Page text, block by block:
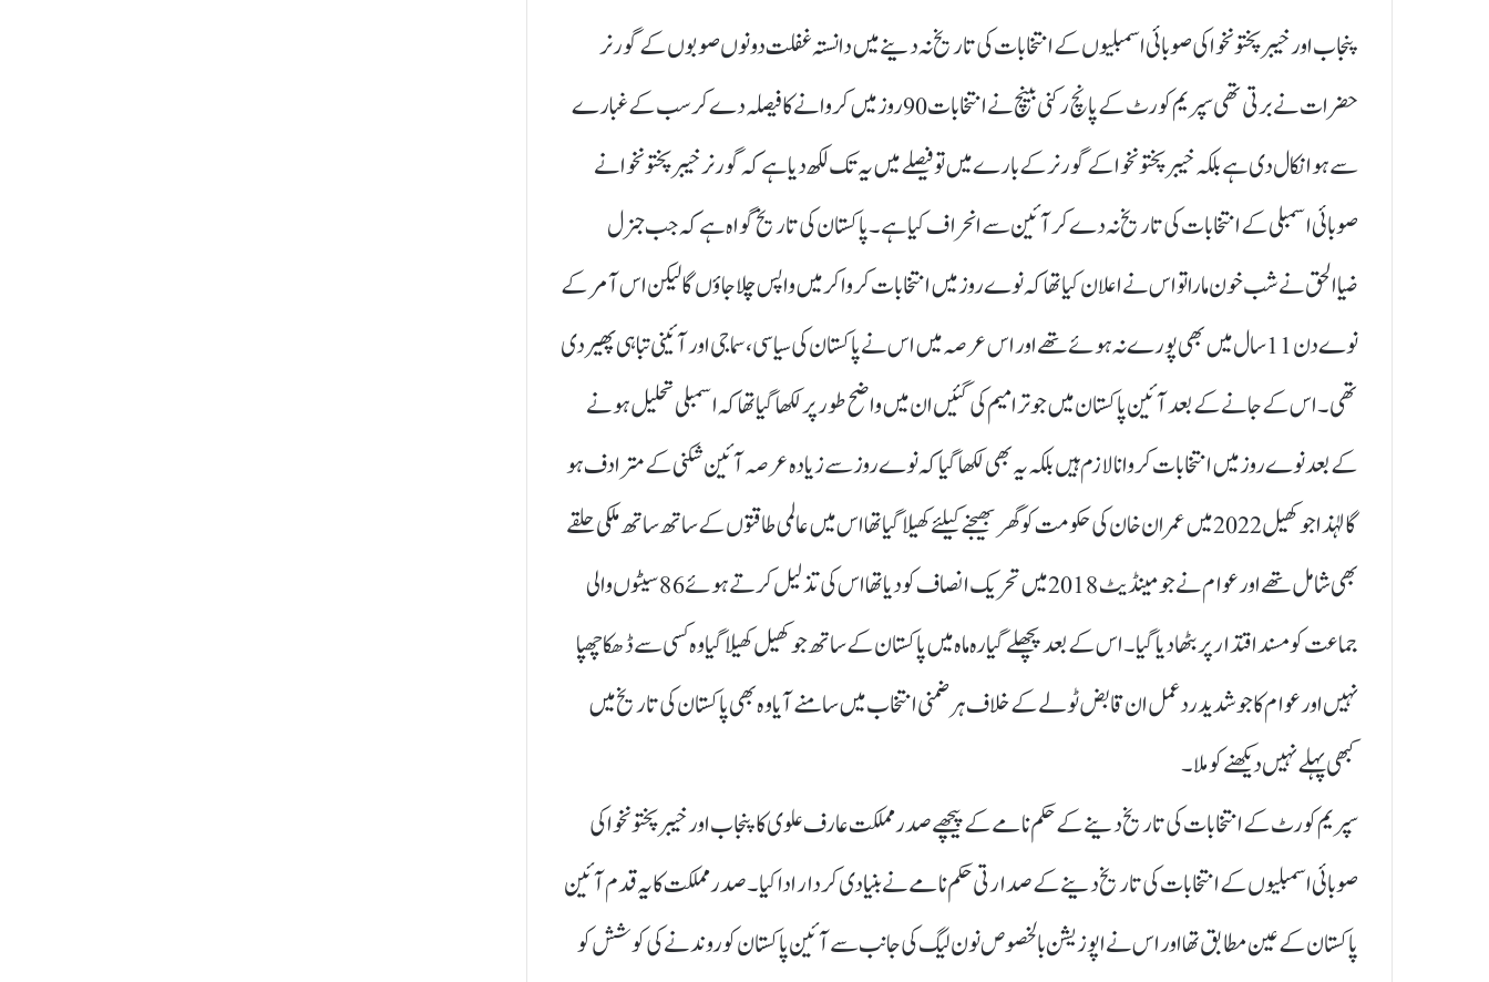
پنجاب اور خیبرپختونخوا کی صوبائی اسمبلیوں کے انتخابات کی تاریخ نہ دینے میں دانستہ غفلت دونوں صوبوں کے گورنر
حضرات نے برتی تھی سپریم کورٹ کے پانچ رکنی بینچ نے انتخابات 90 روز میں کروانے کا فیصلہ دے کر سب کے غبارے
سے ہوا نکال دی ہے بلکہ خیبر پختونخوا کے گورنر کے بارے میں تو فیصلے میں یہ تک لکھ دیا ہے کہ گورنر خیبر پختونخوا نے
صوبائی اسمبلی کے انتخابات کی تاریخ نہ دے کر آئین سے انحراف کیا ہے۔پاکستان کی تاریخ گواہ ہے کہ جب جنرل
ضیاالحق نے شب خون مارا تو اس نے اعلان کیا تھا کہ نوے روز میں انتخابات کروا کر میں واپس چلا جاؤں گا لیکن اس آمر کے
نوے دن 11 سال میں بھی پورے نہ ہوئے تھے اور اس عرصہ میں اس نے پاکستان کی سیاسی،سماجی اور آئینی تباہی پھیر دی
تھی۔ اس کے جانے کے بعد آئین پاکستان میں جو ترامیم کی گئیں ان میں واضح طور پر لکھا گیا تھا کہ اسمبلی تحلیل ہونے
کے بعد نوے روز میں انتخابات کروانا لازم ہیں بلکہ یہ بھی لکھا گیا کہ نوے روز سے زیادہ عرصہ آئین شکنی کے مترادف ہو
گالہٰذاجو کھیل 2022 میں عمران خان کی حکومت کو گھر بھیجنے کیلئے کھیلا گیا تھا اس میں عالمی طاقتوں کے ساتھ ساتھ ملکی حلقے
بھی شامل تھے اور عوام نے جو مینڈیٹ 2018 میں تحریک انصاف کو دیا تھا اس کی تذلیل کرتے ہوئے 86 سیٹوں والی
جماعت کو مسند اقتدار پر بٹھا دیا گیا۔اس کے بعد پچھلے گیارہ ماہ میں پاکستان کے ساتھ جو کھیل کھیلا گیا وہ کسی سے ڈھکا چھپا
نہیں اور عوام کا جو شدید ردعمل ان قابض ٹولے کے خلاف ہر ضمنی انتخاب میں سامنے آیا وہ بھی پاکستان کی تاریخ میں
کبھی پہلے نہیں دیکھنے کو ملا۔
سپریم کورٹ کے انتخابات کی تاریخ دینے کے حکم نامے کے پیچھے صدر مملکت عارف علوی کا پنجاب اور خیبرپختونخواکی
صوبائی اسمبلیوں کے انتخابات کی تاریخ دینے کے صدارتی حکم نامے نے بنیادی کردار ادا کیا۔صدر مملکت کا یہ قدم آئین
پاکستان کے عین مطابق تھا اور اس نے اپوزیشن بالخصوص نون لیگ کی جانب سے آئین پاکستان کو روندنے کی کوشش کو